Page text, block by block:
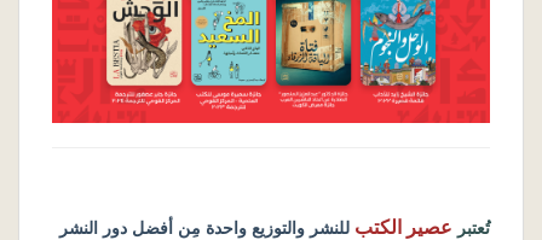
تُعتبر عصير الكتب للنشر والتوزيع واحدة مِن أفضل دور النشر